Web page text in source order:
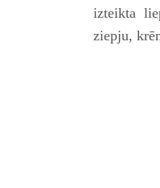
izteikta
ziepju,